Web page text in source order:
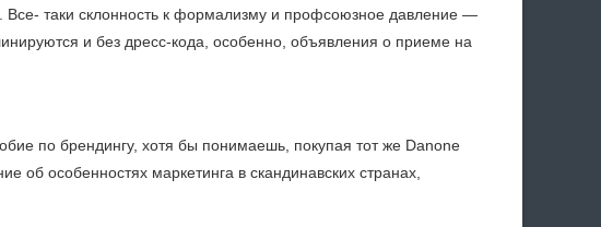
Все- таки склонность к формализму и профсоюзное давление —
и без дресс-кода, особенно, объявления о приеме на
по брендингу, хотя бы понимаешь, покупая тот же Danone
об особенностях маркетинга в скандинавских странах,